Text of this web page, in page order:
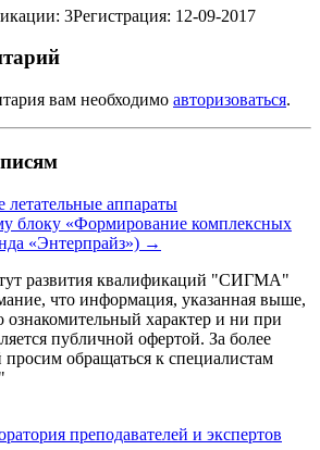
3Регистрация: 12-09-2017
вам необходимо авторизоваться.
летательные аппараты
блоку «Формирование комплексных
«Энтерпрайз») →
развития квалификаций "СИГМА"
что информация, указанная выше,
ознакомительный характер и ни при
публичной офертой. За более
обращаться к специалистам
преподавателей и экспертов